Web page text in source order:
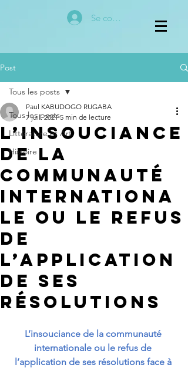
Se connecter
Post
Tous les posts
Littérature et Art
Histoire
Tous les posts
L’insouciance
de la
communauté
internationa
le ou le refus
de
l’application
de ses
résolutions
Paul KABUDOGO RUGABA
7 juil. 2021 5 min de lecture
L’insouciance de la communauté
internationale ou le refus de
l’application de ses résolutions face à